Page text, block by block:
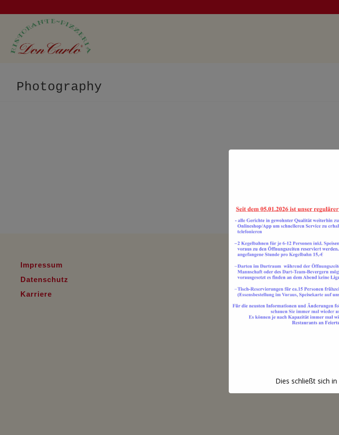
Photography
Impressum
Datenschutz
Karriere
Dies schließt sich in